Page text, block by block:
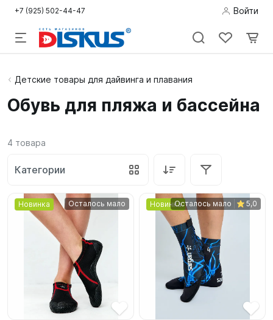
+7 (925) 502-44-47 Войти
Подводная
Снорклинг /
Пляж
Фридайвинг
Детям
Бассейн
сёрфинг
Детские товары для дайвинга и плавания
Обувь для пляжа и бассейна
4 товара
Категории
Новинка Осталось мало НовинкаОсталось мало 5,0